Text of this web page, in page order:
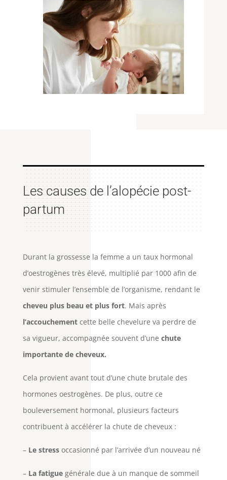
Les causes de l’alopécie post-
partum
Durant la grossesse la femme a un taux hormonal
d’oestrogènes très élevé, multiplié par 1000 afin de
venir stimuler l’ensemble de l’organisme, rendant le
cheveu plus beau et plus fort. Mais après
l’accouchementcette belle chevelure va perdre de
sa vigueur, accompagnée souvent d’une chute
importante de cheveux.
Cela provient avant tout d’une chute brutale des
hormones oestrogènes. De plus, outre ce
bouleversement hormonal, plusieurs facteurs
contribuent à accélérer la chute de cheveux :
– Le stressoccasionné par l’arrivée d’un nouveau né
– La fatiguegénérale due à un manque de sommeil